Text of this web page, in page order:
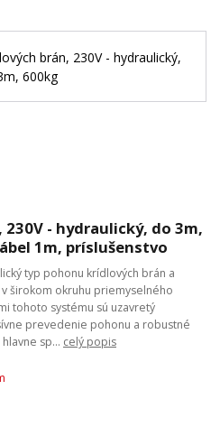
- hydraulický, do 3m,
1m, príslušenstvo
typ pohonu krídlových brán a
širokom okruhu priemyselného
tohoto systému sú uzavretý
prevedenie pohonu a robustné
sp... celý popis